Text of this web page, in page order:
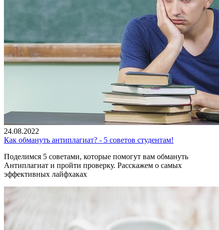
24.08.2022
Как обмануть антиплагиат? - 5 советов студентам!
Поделимся 5 советами, которые помогут вам обмануть
Антиплагиат и пройти проверку. Расскажем о самых
эффективных лайфхаках